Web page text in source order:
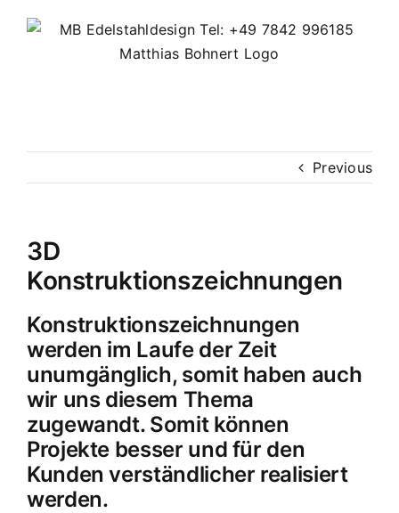
Previous
3D
Konstruktionszeichnungen
Konstruktionszeichnungen
werden im Laufe der Zeit
unumgänglich, somit haben auch
wir uns diesem Thema
zugewandt. Somit können
Projekte besser und für den
Kunden verständlicher realisiert
werden.